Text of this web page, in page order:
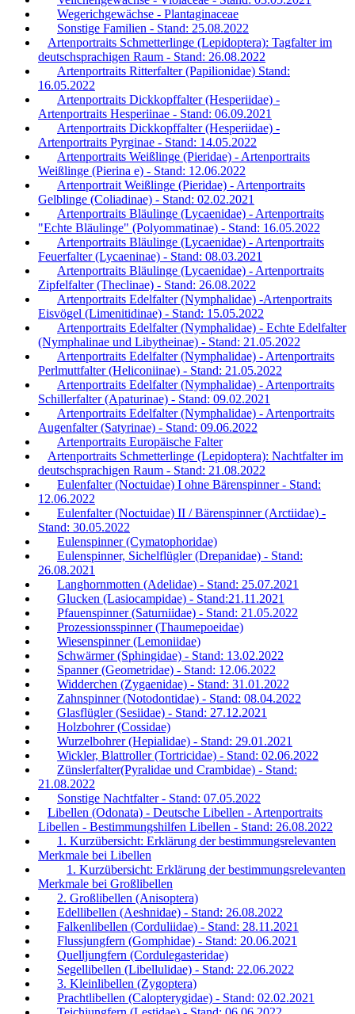
Wegerichgewächse - Plantaginaceae
Sonstige Familien - Stand: 25.08.2022
Artenportraits Schmetterlinge (Lepidoptera): Tagfalter im
deutschsprachigen Raum - Stand: 26.08.2022
Artenportraits Ritterfalter (Papilionidae) Stand:
16.05.2022
Artenportraits Dickkopffalter (Hesperiidae) -
Artenportraits Hesperiinae - Stand: 06.09.2021
Artenportraits Dickkopffalter (Hesperiidae) -
Artenportraits Pyrginae - Stand: 14.05.2022
Artenportraits Weißlinge (Pieridae) - Artenportraits
Weißlinge (Pierina e) - Stand: 12.06.2022
Artenportrait Weißlinge (Pieridae) - Artenportraits
Gelblinge (Coliadinae) - Stand: 02.02.2021
Artenportraits Bläulinge (Lycaenidae) - Artenportraits
"Echte Bläulinge" (Polyommatinae) - Stand: 16.05.2022
Artenportraits Bläulinge (Lycaenidae) - Artenportraits
Feuerfalter (Lycaeninae) - Stand: 08.03.2021
Artenportraits Bläulinge (Lycaenidae) - Artenportraits
Zipfelfalter (Theclinae) - Stand: 26.08.2022
Artenportraits Edelfalter (Nymphalidae) -Artenportraits
Eisvögel (Limenitidinae) - Stand: 15.05.2022
Artenportraits Edelfalter (Nymphalidae) - Echte Edelfalter
(Nymphalinae und Libytheinae) - Stand: 21.05.2022
Artenportraits Edelfalter (Nymphalidae) - Artenportraits
Perlmuttfalter (Heliconiinae) - Stand: 21.05.2022
Artenportraits Edelfalter (Nymphalidae) - Artenportraits
Schillerfalter (Apaturinae) - Stand: 09.02.2021
Artenportraits Edelfalter (Nymphalidae) - Artenportraits
Augenfalter (Satyrinae) - Stand: 09.06.2022
Artenportraits Europäische Falter
Artenportraits Schmetterlinge (Lepidoptera): Nachtfalter im
deutschsprachigen Raum - Stand: 21.08.2022
Eulenfalter (Noctuidae) I ohne Bärenspinner - Stand:
12.06.2022
Eulenfalter (Noctuidae) II / Bärenspinner (Arctiidae) -
Stand: 30.05.2022
Eulenspinner (Cymatophoridae)
Eulenspinner, Sichelflügler (Drepanidae) - Stand:
26.08.2021
Langhornmotten (Adelidae) - Stand: 25.07.2021
Glucken (Lasiocampidae) - Stand:21.11.2021
Pfauenspinner (Saturniidae) - Stand: 21.05.2022
Prozessionsspinner (Thaumepoeidae)
Wiesenspinner (Lemoniidae)
Schwärmer (Sphingidae) - Stand: 13.02.2022
Spanner (Geometridae) - Stand: 12.06.2022
Widderchen (Zygaenidae) - Stand: 31.01.2022
Zahnspinner (Notodontidae) - Stand: 08.04.2022
Glasflügler (Sesiidae) - Stand: 27.12.2021
Holzbohrer (Cossidae)
Wurzelbohrer (Hepialidae) - Stand: 29.01.2021
Wickler, Blattroller (Tortricidae) - Stand: 02.06.2022
Zünslerfalter(Pyralidae und Crambidae) - Stand:
21.08.2022
Sonstige Nachtfalter - Stand: 07.05.2022
Libellen (Odonata) - Deutsche Libellen - Artenportraits
Libellen - Bestimmungshilfen Libellen - Stand: 26.08.2022
1. Kurzübersicht: Erklärung der bestimmungsrelevanten
Merkmale bei Libellen
1. Kurzübersicht: Erklärung der bestimmungsrelevanten
Merkmale bei Großlibellen
2. Großlibellen (Anisoptera)
Edellibellen (Aeshnidae) - Stand: 26.08.2022
Falkenlibellen (Corduliidae) - Stand: 28.11.2021
Flussjungfern (Gomphidae) - Stand: 20.06.2021
Quelljungfern (Cordulegasteridae)
Segellibellen (Libellulidae) - Stand: 22.06.2022
3. Kleinlibellen (Zygoptera)
Prachtlibellen (Calopterygidae) - Stand: 02.02.2021